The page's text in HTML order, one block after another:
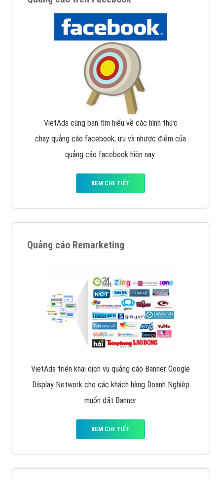
VietAds cùng bạn tìm hiểu về các hình thức
chạy quảng cáo facebook, ưu và nhược điểm của
quảng cáo facebook hiện nay.
XEM CHI TIẾT
Quảng cáo Remarketing
VietAds triển khai dịch vụ quảng cáo Banner Google
Display Network cho các khách hàng Doanh Nghiệp
muốn đặt Banner
XEM CHI TIẾT